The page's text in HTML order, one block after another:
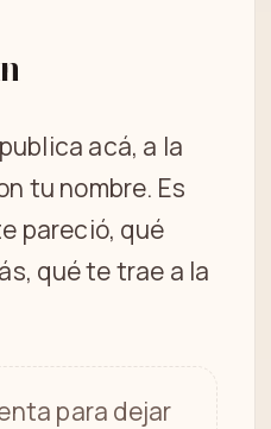
acá, a la
tu nombre. Es
pareció, qué
qué te trae a la
para dejar